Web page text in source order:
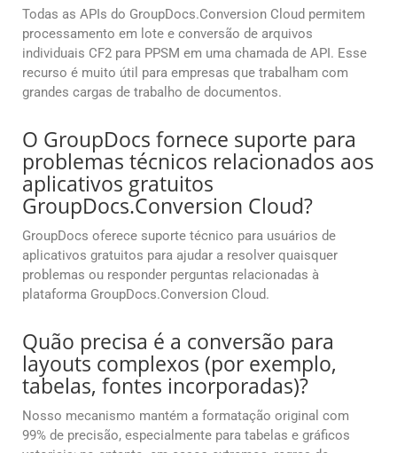
Todas as APIs do GroupDocs.Conversion Cloud permitem
processamento em lote e conversão de arquivos
individuais CF2 para PPSM em uma chamada de API. Esse
recurso é muito útil para empresas que trabalham com
grandes cargas de trabalho de documentos.
O GroupDocs fornece suporte para
problemas técnicos relacionados aos
aplicativos gratuitos
GroupDocs.Conversion Cloud?
GroupDocs oferece suporte técnico para usuários de
aplicativos gratuitos para ajudar a resolver quaisquer
problemas ou responder perguntas relacionadas à
plataforma GroupDocs.Conversion Cloud.
Quão precisa é a conversão para
layouts complexos (por exemplo,
tabelas, fontes incorporadas)?
Nosso mecanismo mantém a formatação original com
99% de precisão, especialmente para tabelas e gráficos